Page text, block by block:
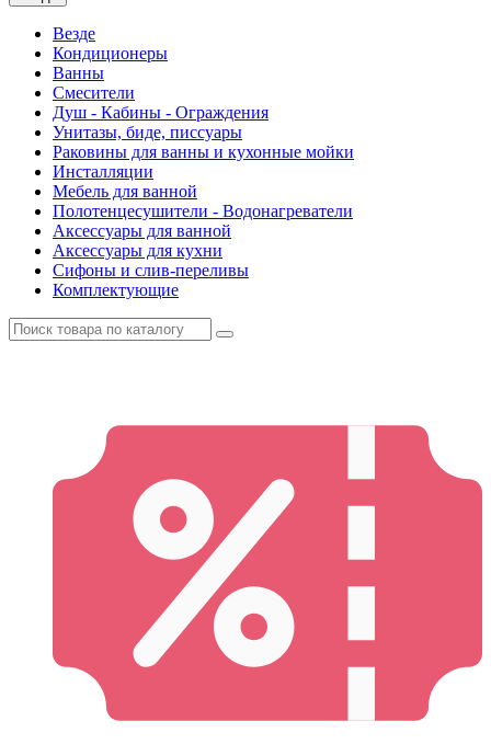
Везде
Кондиционеры
Ванны
Смесители
Душ - Кабины - Ограждения
Унитазы, биде, писсуары
Раковины для ванны и кухонные мойки
Инсталляции
Мебель для ванной
Полотенцесушители - Водонагреватели
Аксессуары для ванной
Аксессуары для кухни
Сифоны и слив-переливы
Комплектующие